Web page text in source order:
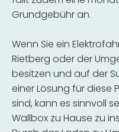
Grundgebühr an.
Wenn Sie ein
Rietberg oder der
besitzen und auf der
einer Lösung für diese
sind, kann es sinnvoll
Wallbox zu Hause zu